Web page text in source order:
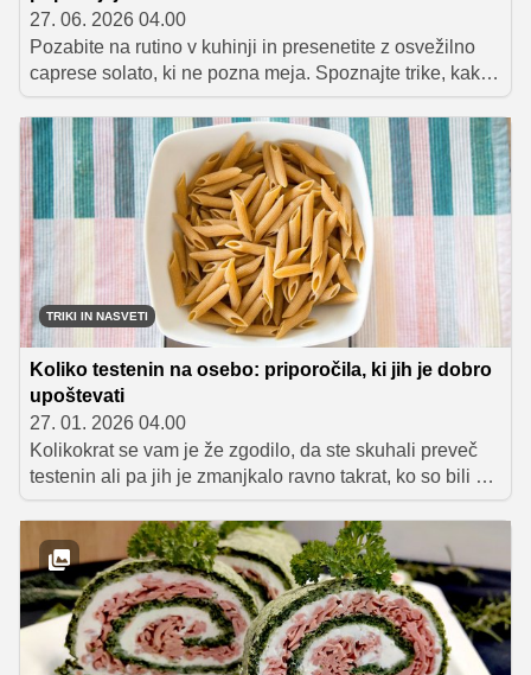
27. 06. 2026 04.00
Pozabite na rutino v kuhinji in presenetite z osvežilno
caprese solato, ki ne pozna meja. Spoznajte trike, kako
z menjavo sira, dodatkom sadja ali pesta ustvariti
nepozabno poletno jed, ki bo hit vašega naslednjega
piknika.
TRIKI IN NASVETI
Koliko testenin na osebo: priporočila, ki jih je dobro
upoštevati
27. 01. 2026 04.00
Kolikokrat se vam je že zgodilo, da ste skuhali preveč
testenin ali pa jih je zmanjkalo ravno takrat, ko so bili vsi
lačni? Odgovor na vprašanje, koliko testenin na osebo
je odvisen od več dejavnikov: ali so testenine glavna
jed, predjed, priloga ali del juhe, pa tudi od vrste
testenin. Spodaj najdete jasen in praktičen vodič, s
katerim boste vedno zadeli pravo količino.